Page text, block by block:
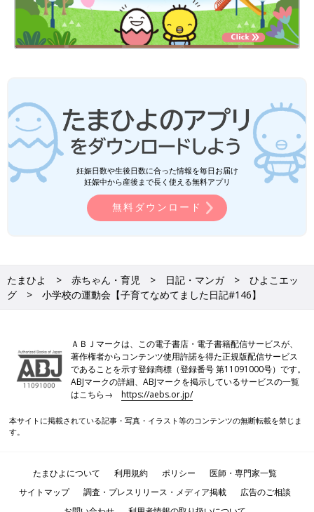
妊娠日数や生後日数に合った情報を毎日お届け
妊娠中から産後まで長く使える無料アプリ
無料ダウンロード
たまひよ 赤ちゃん・育児 日記・マンガ
ひよこエッ
グ
小学校の運動会【子育てなめてました日記#146】
ＡＢＪマークは、この電子書店・電子書籍配信サービスが、
著作権者からコンテンツ使用許諾を得た正規版配信サービス
であることを示す登録商標（登録番号 第11091000号）です。
ABJマークの詳細、ABJマークを掲示しているサービスの一覧
はこちら→https://aebs.or.jp/
本サイトに掲載されている記事・写真・イラスト等のコンテンツの無断転載を禁じま
す。
たまひよについて 利用規約 ポリシー
医師・専門家一覧
サイトマップ
調査・プレスリリース・メディア掲載
広告のご相談